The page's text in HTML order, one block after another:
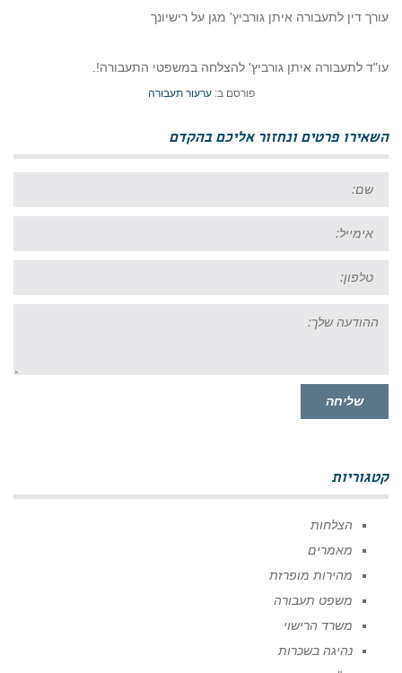
עורך דין לתעבורה איתן גורביץ' מגן על רישיונך
עו"ד לתעבורה איתן גורביץ' להצלחה במשפטי התעבורה!.
פורסם ב:ערעור תעבורה
השאירו פרטים ונחזור אליכם בהקדם
שלך:
שליחה
קטגוריות
הצלחות
מאמרים
מהירות מופרזת
משפט תעבורה
משרד הרישוי
נהיגה בשכרות